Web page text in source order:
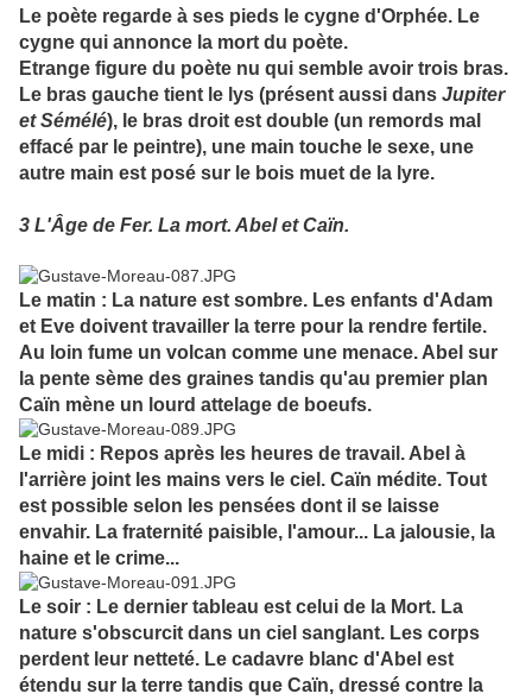
Le poète regarde à ses pieds le cygne d'Orphée. Le
cygne qui annonce la mort du poète.
Etrange figure du poète nu qui semble avoir trois bras.
Le bras gauche tient le lys (présent aussi dans Jupiter
et Sémélé), le bras droit est double (un remords mal
effacé par le peintre), une main touche le sexe, une
autre main est posé sur le bois muet de la lyre.
3 L'Âge de Fer. La mort. Abel et Caïn.
Le matin : La nature est sombre. Les enfants d'Adam
et Eve doivent travailler la terre pour la rendre fertile.
Au loin fume un volcan comme une menace. Abel sur
la pente sème des graines tandis qu'au premier plan
Caïn mène un lourd attelage de boeufs.
Le midi : Repos après les heures de travail. Abel à
l'arrière joint les mains vers le ciel. Caïn médite. Tout
est possible selon les pensées dont il se laisse
envahir. La fraternité paisible, l'amour... La jalousie, la
haine et le crime...
Le soir : Le dernier tableau est celui de la Mort. La
nature s'obscurcit dans un ciel sanglant. Les corps
perdent leur netteté. Le cadavre blanc d'Abel est
étendu sur la terre tandis que Caïn, dressé contre la